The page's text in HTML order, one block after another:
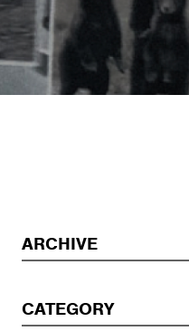
ARCHIVE
CATEGORY